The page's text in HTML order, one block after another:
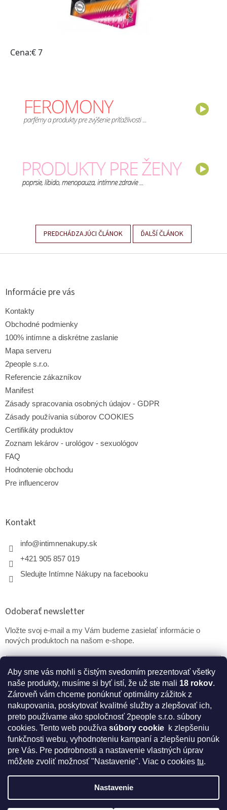
Aby sme vás mohli s čistým svedomím prezentovať všetky
naše produkty, musíme si byť istí, že už ste mali 18 rokov.
Zároveň vám chceme ponúknuť optimálny zážitok z
nakupovania, poskytovať kvalitné služby a zlepšovať ich,
preto používame ako spoločnosť 2people s.r.o. súbory
cookies. Tento web používa súbory cookie k zlepšeniu
funkčnosti webu, vyhodnoteniu kampaní a zlepšeniu ponúk
pre Vás. Pre podrobnosti a nastavenie vlastných úprav
môžete zvoliť možnosť "Nastavenie". Viac o cookies tu.
Nastavenie
PREDCHÁDZAJÚCI ČLÁNOK ĎALŠÍ ČLÁNOK
Z
Informácie pre vás
Kontakty
Obchodné podmienky
100% intímne a diskrétne zaslanie
Mapa serveru
2people s.r.o.
Referencie zákazníkov
Manifest
Zásady spracovania osobných údajov - GDPR
Zásady používania súborov COOKIES
Certifikáty produktov
Zoznam lekárov - urológov - sexuológov
FAQ
Hodnotenie obchodu
Pre influencerov
Kontakt
info@intimnenakupy.sk
+421 905 857 019
Sledujte Intímne Nákupy na facebooku
Odoberať newsletter
Vložte svoj e-mail a my Vám budeme zasielať informácie o
nových produktoch na našom e-shope.
PRIHLÁSIŤ SA
* Disclaimer: Bezpečnostné prehlásenie k výživovým
doplnkom a kozmetike
Vytvoril Shoptet